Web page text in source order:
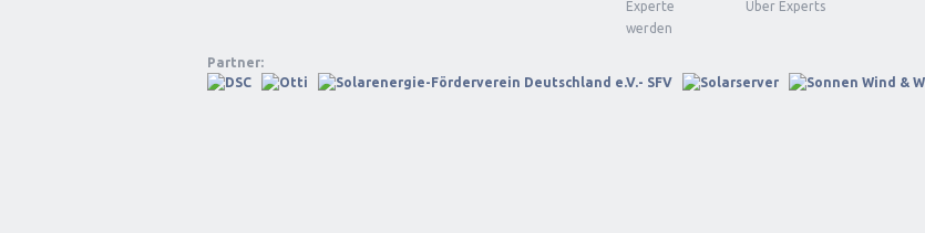
Experte
werden
Über Experts
Partner: